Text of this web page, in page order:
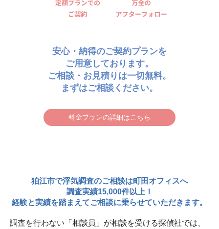
安心・納得のご契約プランを
ご用意しております。
ご相談・お見積りは一切無料。
まずはご相談ください。
料金プランの詳細はこちら
狛江市で浮気調査のご相談は町田オフィスへ
調査実績15,000件以上！
経験と実績を踏まえてご相談に乗らせていただきます。
調査を行わない「相談員」が相談を受ける探偵社では、